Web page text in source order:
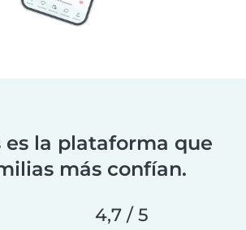
es la plataforma que
más confían.
4,7 / 5